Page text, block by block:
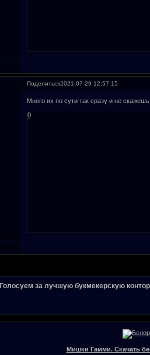
Поделиться2021-07-29 12:57:15
Много их по сути так сразу и не скажешь
0
Голосуем за лучшую букмекерскую
Мишки Гамми. Скачать